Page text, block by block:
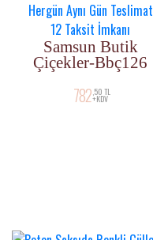
Hergün Aynı Gün Teslimat
12 Taksit İmkanı
Samsun Butik
Çiçekler-Bbç126
782 ,50 TL
+KDV